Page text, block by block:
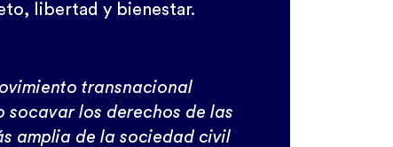
libertad y bienestar.
transnacional
los derechos de las
amplia de la sociedad civil